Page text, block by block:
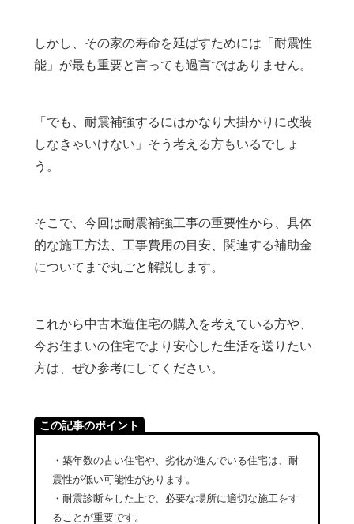
しかし、その家の寿命を延ばすためには「耐震性
能」が最も重要と言っても過言ではありません。
「でも、耐震補強するにはかなり大掛かりに改装
しなきゃいけない」そう考える方もいるでしょ
う。
そこで、今回は耐震補強工事の重要性から、具体
的な施工方法、工事費用の目安、関連する補助金
についてまで丸ごと解説します。
これから中古木造住宅の購入を考えている方や、
今お住まいの住宅でより安心した生活を送りたい
方は、ぜひ参考にしてください。
この記事のポイント
・築年数の古い住宅や、劣化が進んでいる住宅は、耐
震性が低い可能性があります。
・耐震診断をした上で、必要な場所に適切な施工をす
ることが重要です。